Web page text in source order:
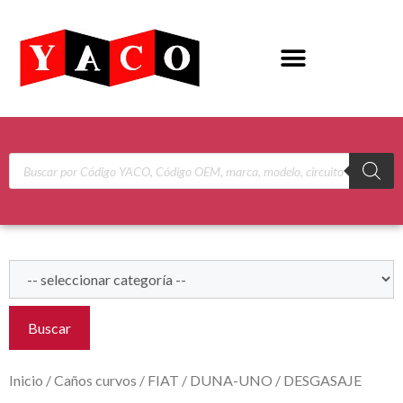
Buscar
Inicio /Caños curvos / FIAT / DUNA-UNO / DESGASAJE